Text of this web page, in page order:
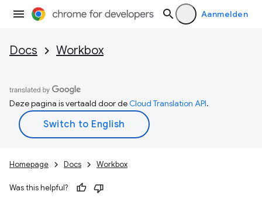
Aanmelden
Docs Workbox
Deze pagina is vertaald door deCloud Translation API.
Homepage Docs Workbox
Was this helpful?